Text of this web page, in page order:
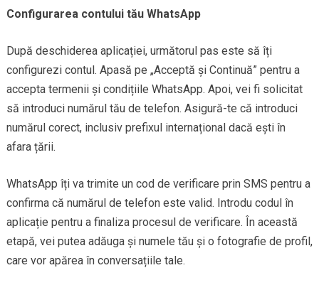
Configurarea contului tău WhatsApp
După deschiderea aplicației, următorul pas este să îți
configurezi contul. Apasă pe „Acceptă și Continuă” pentru a
accepta termenii și condițiile WhatsApp. Apoi, vei fi solicitat
să introduci numărul tău de telefon. Asigură-te că introduci
numărul corect, inclusiv prefixul internațional dacă ești în
afara țării.
WhatsApp îți va trimite un cod de verificare prin SMS pentru a
confirma că numărul de telefon este valid. Introdu codul în
aplicație pentru a finaliza procesul de verificare. În această
etapă, vei putea adăuga și numele tău și o fotografie de profil,
care vor apărea în conversațiile tale.